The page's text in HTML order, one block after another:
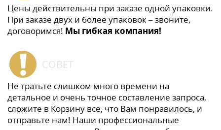
Цены действительны при заказе одной упаковки.
При заказе двух и более упаковок – звоните,
договоримся! Мы гибкая компания!
СОВЕТ
Не тратьте слишком много времени на
детальное и очень точное составление запроса,
сложите в Корзину все, что Вам понравилось, и
отправьте нам! Наши профессиональные